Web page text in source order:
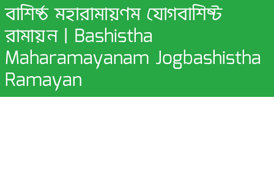
বাশিষ্ঠ মহারামায়ণম যোগবাশিষ্ট
রামায়ন | Bashistha
Maharamayanam Jogbashistha
Ramayan